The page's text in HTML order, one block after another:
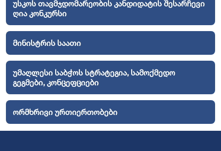
უსკოს თავმჯდომარეობის კანდიდატის შესარჩევი
ღია კონკურსი
მინისტრის საათი
უმაღლესი საბჭოს სტრატეგია, სამოქმედო
გეგმები, კონცეფციები
ორმხრივი ურთიერთობები